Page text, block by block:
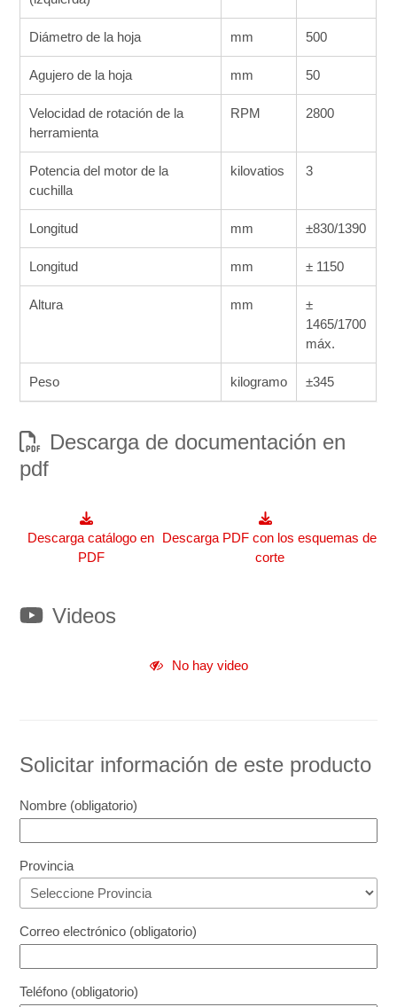
Diámetro de la hoja mm 500
Agujero de la hoja mm 50
Velocidad de rotación de la
herramienta
RPM 2800
Potencia del motor de la
cuchilla
kilovatios 3
Longitud mm ±830/1390
Longitud mm ± 1150
Altura mm
±
1465/1700
máx.
Peso kilogramo ±345
Descarga de documentación en
pdf
Videos
Solicitar información de este producto
Nombre (obligatorio)
Provincia
Correo electrónico (obligatorio)
Teléfono (obligatorio)